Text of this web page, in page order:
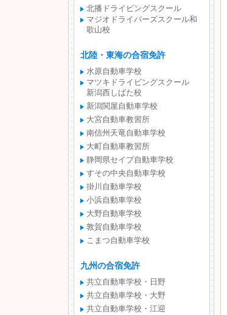
北播ドライビングスクール
マジオドライバーズスクール和
歌山校
北陸・東海の合宿免許
水原自動車学校
マツキドライビングスクール
新潟西しばた校
新潟関屋自動車学校
大宮自動車教習所
南信州天竜自動車学校
大町自動車教習所
静岡県セイブ自動車学校
すその中央自動車学校
掛川自動車学校
小浜自動車学校
大野自動車学校
敦賀自動車学校
こまつ自動車学校
九州の合宿免許
共立自動車学校・日野
共立自動車学校・大野
共立自動車学校・江迎